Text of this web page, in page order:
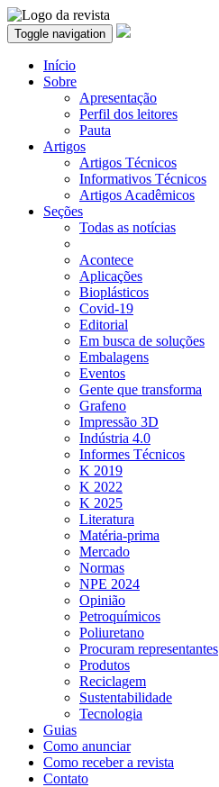
Toggle navigation
Início
Sobre
Apresentação
Perfil dos leitores
Pauta
Artigos
Artigos Técnicos
Informativos Técnicos
Artigos Acadêmicos
Seções
Todas as notícias
Acontece
Aplicações
Bioplásticos
Covid-19
Editorial
Em busca de soluções
Embalagens
Eventos
Gente que transforma
Grafeno
Impressão 3D
Indústria 4.0
Informes Técnicos
K 2019
K 2022
K 2025
Literatura
Matéria-prima
Mercado
Normas
NPE 2024
Opinião
Petroquímicos
Poliuretano
Procuram representantes
Produtos
Reciclagem
Sustentabilidade
Tecnologia
Guias
Como anunciar
Como receber a revista
Contato